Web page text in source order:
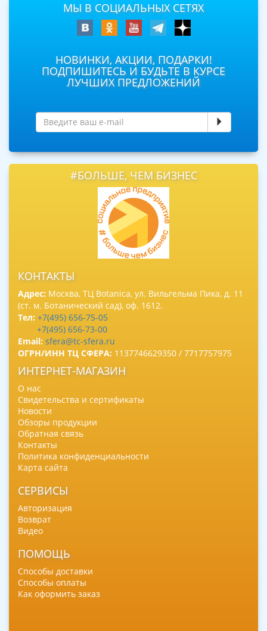
МЫ В СОЦИАЛЬНЫХ СЕТЯХ
НОВИНКИ, АКЦИИ, ПОДАРКИ!
ПОДПИШИТЕСЬ И БУДЬТЕ В КУРСЕ
ЛУЧШИХ ПРЕДЛОЖЕНИЙ
#БОЛЬШЕ, ЧЕМ БИЗНЕС
КОНТАКТЫ
Адрес: Москва, ТЦ Botanica, ул. Вильгельма Пика, д. 11
(ст. м. Ботанический сад), оф. 1612.
Тел: +7(495) 656-75-05
+7(495) 656-73-00
Email: sfera@tc-sfera.ru
ОГРН/ИНН ТЦ СФЕРА: 1137746629350 / 7717757975
ИНТЕРНЕТ-МАГАЗИН
О нас
Свидетельства и сертификаты
Новости
Обзоры продукции
Обратная связь
Контакты
Политика конфиденциальности
Карта сайта
СЕРВИСЫ
Авторизация
Возврат
Видео
ПОМОЩЬ
Способы доставки
Способы оплаты
Как оформить заказ